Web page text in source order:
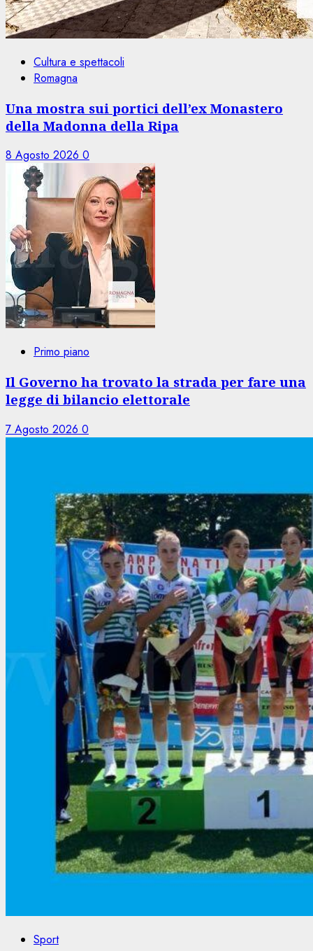
Cultura e spettacoli
Romagna
Una mostra sui portici dell’ex Monastero
della Madonna della Ripa
8 Agosto 2026 0
Primo piano
Il Governo ha trovato la strada per fare una
legge di bilancio elettorale
7 Agosto 2026 0
Sport